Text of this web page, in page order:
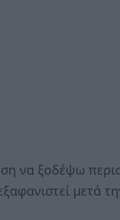
να ξοδέψω
μετά